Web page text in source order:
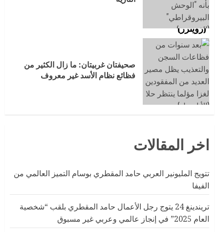
صحيفتان غربيتان: ما زال الكثير من
فظائع نظام الأسد غير معروف
اخر المقالات
تتويج المليونير العربي حامد المقطري بوسام التميز العالمي من
الفيفا
تريندينغ 24 يتوج رجل الأعمال حامد المقطري بلقب “شخصية
العام 2025” في إنجاز عالمي وعربي غير مسبوق